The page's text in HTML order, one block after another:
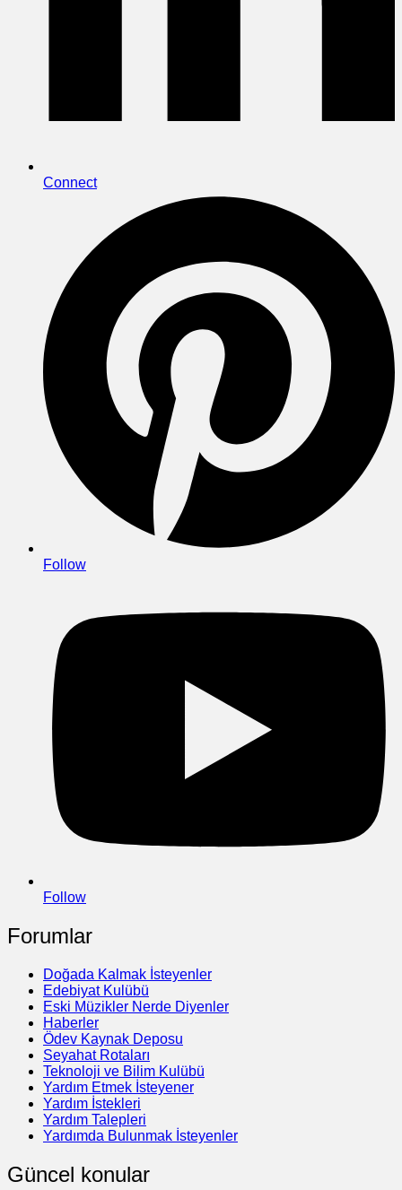
Connect
Follow
Follow
Forumlar
Doğada Kalmak İsteyenler
Edebiyat Kulübü
Eski Müzikler Nerde Diyenler
Haberler
Ödev Kaynak Deposu
Seyahat Rotaları
Teknoloji ve Bilim Kulübü
Yardım Etmek İsteyener
Yardım İstekleri
Yardım Talepleri
Yardımda Bulunmak İsteyenler
Güncel konular